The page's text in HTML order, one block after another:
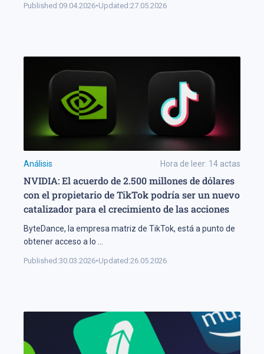
Published:09.04.2026•Updated:27.05.2026
Análisis Hora de leer: 14 actas
NVIDIA: El acuerdo de 2.500 millones de dólares
con el propietario de TikTok podría ser un nuevo
catalizador para el crecimiento de las acciones
ByteDance, la empresa matriz de TikTok, está a punto de
obtener acceso a lo
Published:30.03.2026•Updated:26.05.2026